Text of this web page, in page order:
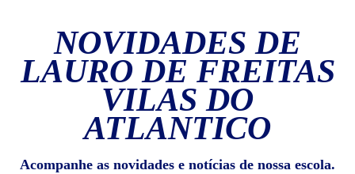
NOVIDADES DE
LAURO DE FREITAS
VILAS DO
ATLANTICO
Acompanhe as novidades e notícias de nossa escola.